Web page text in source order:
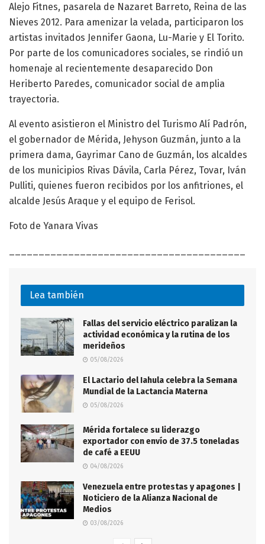
Alejo Fitnes, pasarela de Nazaret Barreto, Reina de las
Nieves 2012. Para amenizar la velada, participaron los
artistas invitados Jennifer Gaona, Lu-Marie y El Torito.
Por parte de los comunicadores sociales, se rindió un
homenaje al recientemente desaparecido Don
Heriberto Paredes, comunicador social de amplia
trayectoria.
Al evento asistieron el Ministro del Turismo Alí Padrón,
el gobernador de Mérida, Jehyson Guzmán, junto a la
primera dama, Gayrimar Cano de Guzmán, los alcaldes
de los municipios Rivas Dávila, Carla Pérez, Tovar, Iván
Pulliti, quienes fueron recibidos por los anfitriones, el
alcalde Jesús Araque y el equipo de Ferisol.
Foto de Yanara Vivas
Lea también
Fallas del servicio eléctrico paralizan la
actividad económica y la rutina de los
merideños
05/08/2026
El Lactario del Iahula celebra la Semana
Mundial de la Lactancia Materna
05/08/2026
Mérida fortalece su liderazgo
exportador con envío de 37.5 toneladas
de café a EEUU
04/08/2026
Venezuela entre protestas y apagones |
Noticiero de la Alianza Nacional de
Medios
03/08/2026